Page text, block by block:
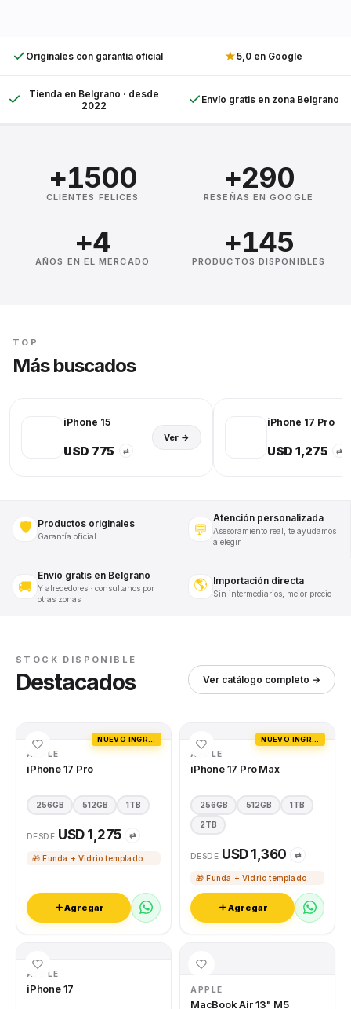
Originales con garantía oficial ★5,0 en Google
Tienda en Belgrano · desde
2022
Envío gratis en zona Belgrano
+1500
CLIENTES FELICES
+290
RESEÑAS EN GOOGLE
+4
AÑOS EN EL MERCADO
+145
PRODUCTOS DISPONIBLES
TOP
Más buscados
iPhone 15
USD 775 ⇄
Ver →
iPhone 17 Pro
USD 1,275 ⇄
🛡️ Productos originales
Garantía oficial 💬
Atención personalizada
Asesoramiento real, te ayudamos
a elegir
🚚
Envío gratis en Belgrano
Y alrededores · consultanos por
otras zonas
🌎 Importación directa
Sin intermediarios, mejor precio
STOCK DISPONIBLE
Destacados Ver catálogo completo →
APPLE
iPhone 17 Pro
256GB 512GB 1TB
DESDE USD 1,275 ⇄
🎁 Funda + Vidrio templado
Agregar
APPLE
iPhone 17 Pro Max
256GB 512GB 1TB
2TB
DESDE USD 1,360 ⇄
🎁 Funda + Vidrio templado
Agregar
APPLE
iPhone 17 APPLE
MacBook Air 13" M5